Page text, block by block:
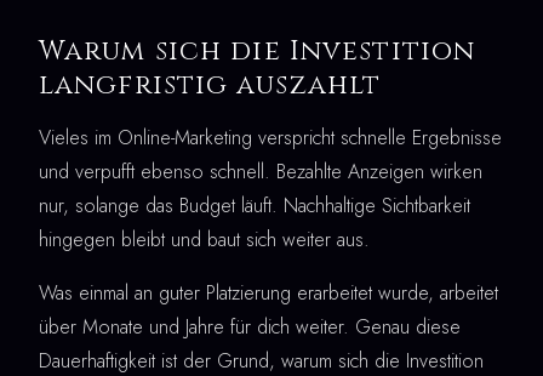
Warum sich die Investition
langfristig auszahlt
Vieles im Online-Marketing verspricht schnelle Ergebnisse
und verpufft ebenso schnell. Bezahlte Anzeigen wirken
nur, solange das Budget läuft. Nachhaltige Sichtbarkeit
hingegen bleibt und baut sich weiter aus.
Was einmal an guter Platzierung erarbeitet wurde, arbeitet
über Monate und Jahre für dich weiter. Genau diese
Dauerhaftigkeit ist der Grund, warum sich die Investition